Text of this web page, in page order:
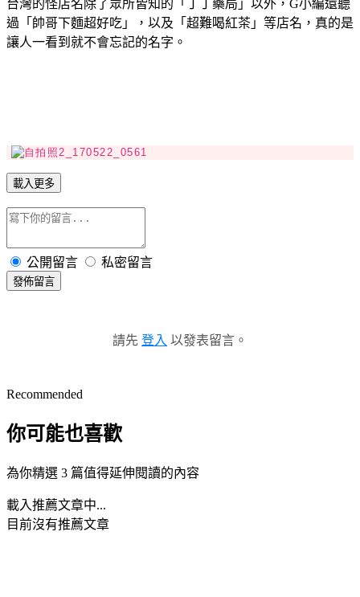
台灣的怪店名除了眾所皆知的「丁丁藥局」以外，G小編還聽
過「帥哥下麵超好吃」，以及「超難喝紅茶」等店名，真的是
讓人一看到就不會忘記的名字。
載入更多
公開留言 私密留言
發佈留言
請先 登入 以發表留言。
Recommended
你可能也喜歡
為你精選 3 篇值得延伸閱讀的內容
載入推薦文章中...
目前沒有推薦文章